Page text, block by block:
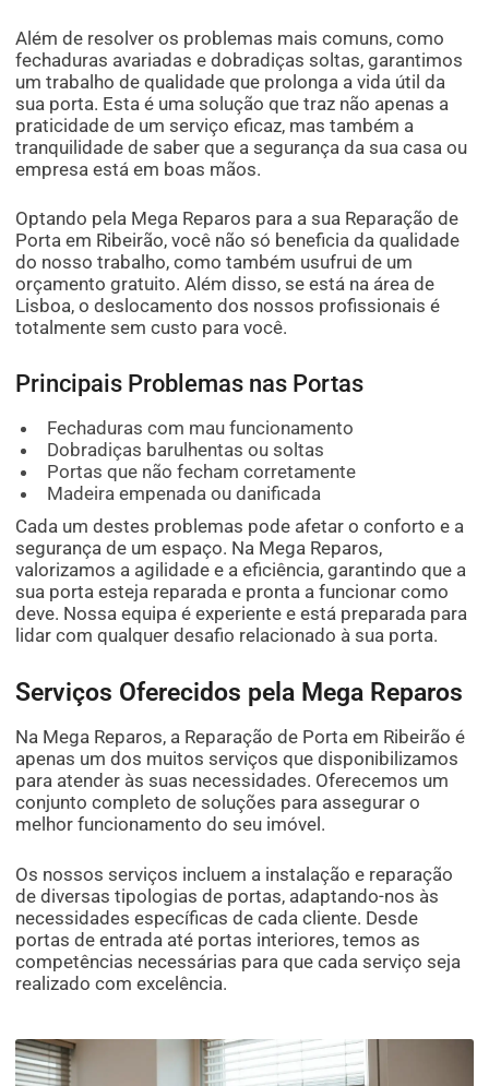
Além de resolver os problemas mais comuns, como
fechaduras avariadas e dobradiças soltas, garantimos
um trabalho de qualidade que prolonga a vida útil da
sua porta. Esta é uma solução que traz não apenas a
praticidade de um serviço eficaz, mas também a
tranquilidade de saber que a segurança da sua casa ou
empresa está em boas mãos.
Optando pela Mega Reparos para a sua Reparação de
Porta em Ribeirão, você não só beneficia da qualidade
do nosso trabalho, como também usufrui de um
orçamento gratuito. Além disso, se está na área de
Lisboa, o deslocamento dos nossos profissionais é
totalmente sem custo para você.
Principais Problemas nas Portas
Fechaduras com mau funcionamento
Dobradiças barulhentas ou soltas
Portas que não fecham corretamente
Madeira empenada ou danificada
Cada um destes problemas pode afetar o conforto e a
segurança de um espaço. Na Mega Reparos,
valorizamos a agilidade e a eficiência, garantindo que a
sua porta esteja reparada e pronta a funcionar como
deve. Nossa equipa é experiente e está preparada para
lidar com qualquer desafio relacionado à sua porta.
Serviços Oferecidos pela Mega Reparos
Na Mega Reparos, a Reparação de Porta em Ribeirão é
apenas um dos muitos serviços que disponibilizamos
para atender às suas necessidades. Oferecemos um
conjunto completo de soluções para assegurar o
melhor funcionamento do seu imóvel.
Os nossos serviços incluem a instalação e reparação
de diversas tipologias de portas, adaptando-nos às
necessidades específicas de cada cliente. Desde
portas de entrada até portas interiores, temos as
competências necessárias para que cada serviço seja
realizado com excelência.